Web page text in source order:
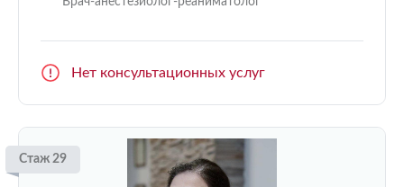
Нет консультационных услуг
Стаж 29